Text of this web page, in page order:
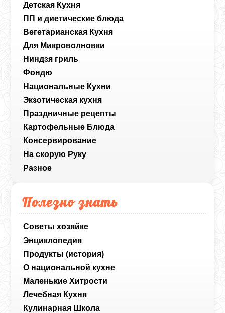
Детская Кухня
ПП и диетические блюда
Вегетарианская Кухня
Для Микроволновки
Ниндзя гриль
Фондю
Национальные Кухни
Экзотическая кухня
Праздничные рецепты
Картофельные Блюда
Консервирование
На скорую Руку
Разное
Полезно знать
Советы хозяйке
Энциклопедия
Продукты (история)
О национальной кухне
Маленькие Хитрости
Лечебная Кухня
Кулинарная Школа